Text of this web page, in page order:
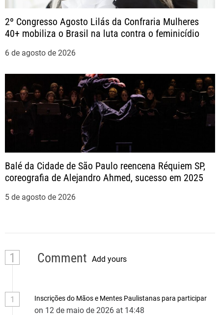
2º Congresso Agosto Lilás da Confraria Mulheres
40+ mobiliza o Brasil na luta contra o feminicídio
6 de agosto de 2026
Balé da Cidade de São Paulo reencena Réquiem SP,
coreografia de Alejandro Ahmed, sucesso em 2025
5 de agosto de 2026
1 Comment Add yours
1 Inscrições do Mãos e Mentes Paulistanas para participar
on 12 de maio de 2026 at 14:48